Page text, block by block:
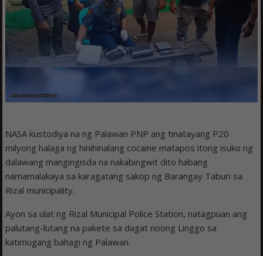
NASA kustodiya na ng Palawan PNP ang tinatayang P20
milyong halaga ng hinihinalang cocaine matapos itong isuko ng
dalawang mangingisda na nakabingwit dito habang
namamalakaya sa karagatang sakop ng Barangay Taburi sa
Rizal municipality.
Ayon sa ulat ng Rizal Municipal Police Station, natagpuan ang
palutang-lutang na pakete sa dagat noong Linggo sa
katimugang bahagi ng Palawan.